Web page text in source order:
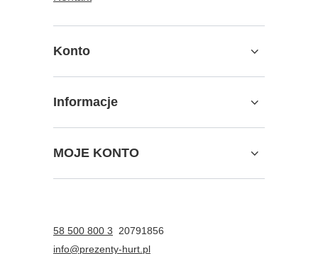
Konto
Informacje
MOJE KONTO
58 500 800 3
20791856
info@prezenty-hurt.pl